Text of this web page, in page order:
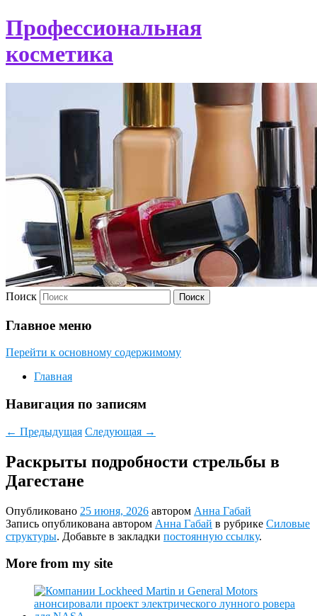
Профессиональная
косметика
Поиск
Главное меню
Перейти к основному содержимому
Главная
Навигация по записям
← Предыдущая Следующая →
Раскрыты подробности стрельбы в
Дагестане
Опубликовано 25 июня, 2026 автором Анна Габай
Запись опубликована автором Анна Габай в рубрике Силовые
структуры. Добавьте в закладки постоянную ссылку.
More from my site